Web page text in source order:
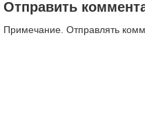
Отправить
Примечание. Отправлять